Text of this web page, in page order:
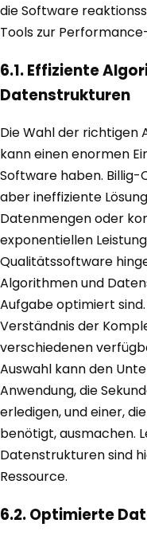
die Software
Tools zur
6.1. Effiziente
Datenstrukturen
Die Wahl der
kann einen enormen
Software haben.
aber ineffiziente
Datenmengen oder
exponentiellen
Qualitätssoftware
Algorithmen und
Aufgabe optimiert
Verständnis der
verschiedenen
Auswahl kann den
Anwendung, die
erledigen, und einer,
benötigt, ausmachen.
Datenstrukturen sind
Ressource.
6.2. Optimierte